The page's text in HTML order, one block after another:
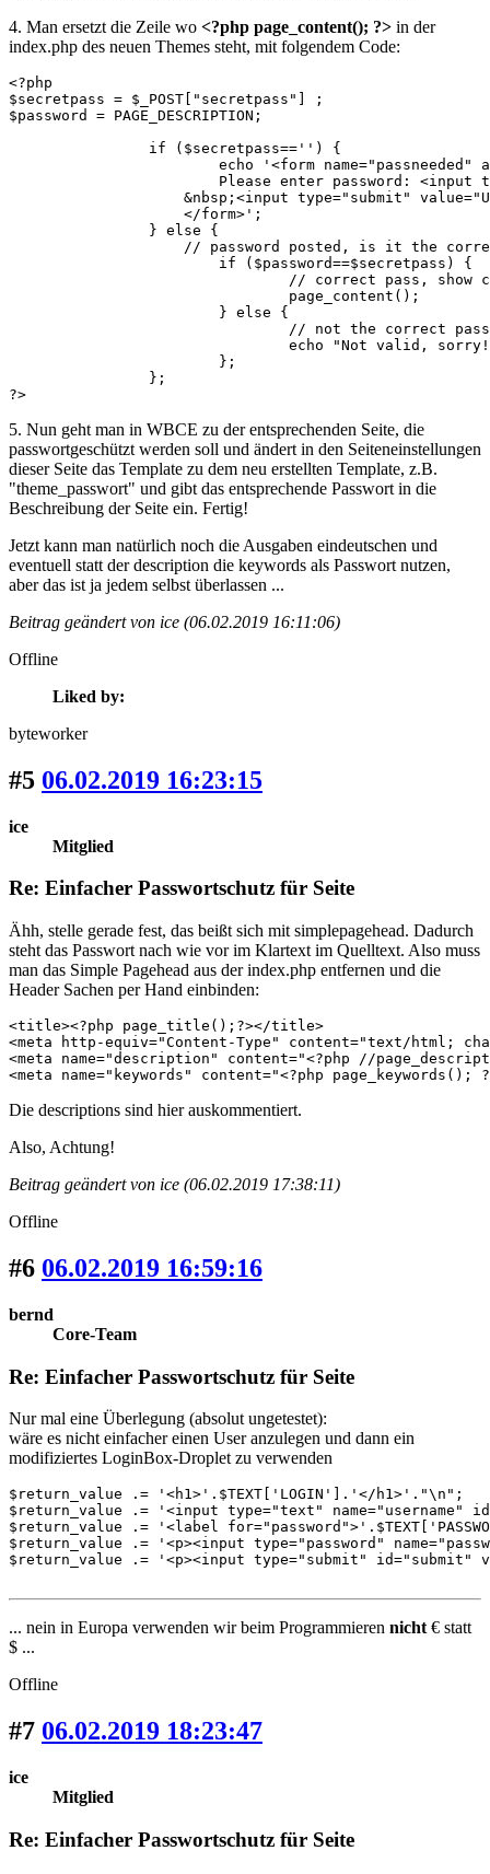
4. Man ersetzt die Zeile wo <?php page_content(); ?> in der
index.php des neuen Themes steht, mit folgendem Code:
<?php
$secretpass = $_POST["secretpass"] ;
$password = PAGE_DESCRIPTION;
?>
5. Nun geht man in WBCE zu der entsprechenden Seite, die
passwortgeschützt werden soll und ändert in den Seiteneinstellungen
dieser Seite das Template zu dem neu erstellten Template, z.B.
"theme_passwort" und gibt das entsprechende Passwort in die
Beschreibung der Seite ein. Fertig!
Jetzt kann man natürlich noch die Ausgaben eindeutschen und
eventuell statt der description die keywords als Passwort nutzen,
aber das ist ja jedem selbst überlassen ...
Beitrag geändert von ice (06.02.2019 16:11:06)
Offline
Liked by:
byteworker
#5 06.02.2019 16:23:15
ice
Mitglied
Re: Einfacher Passwortschutz für Seite
Ähh, stelle gerade fest, das beißt sich mit simplepagehead. Dadurch
steht das Passwort nach wie vor im Klartext im Quelltext. Also muss
man das Simple Pagehead aus der index.php entfernen und die
Header Sachen per Hand einbinden:
<title><?php page_title();?></title>
<meta http-equiv="Content-Type" content="text/html;
<meta name="description" content="<?php //
<meta name="keywords" content="<?php page_keywords();
Die descriptions sind hier auskommentiert.
Also, Achtung!
Beitrag geändert von ice (06.02.2019 17:38:11)
Offline
#6 06.02.2019 16:59:16
bernd
Core-Team
Re: Einfacher Passwortschutz für Seite
Nur mal eine Überlegung (absolut ungetestet):
wäre es nicht einfacher einen User anzulegen und dann ein
modifiziertes LoginBox-Droplet zu verwenden
$return_value .= '<h1>'.$TEXT['LOGIN'].'</h1>'."\n";
$return_value .= '<input type="text" name="username"
$return_value .= '<label
$return_value .= '<p><input type="password"
$return_value .= '<p><input type="submit"
... nein in Europa verwenden wir beim Programmieren nicht € statt
$ ...
Offline
#7 06.02.2019 18:23:47
ice
Mitglied
Re: Einfacher Passwortschutz für Seite